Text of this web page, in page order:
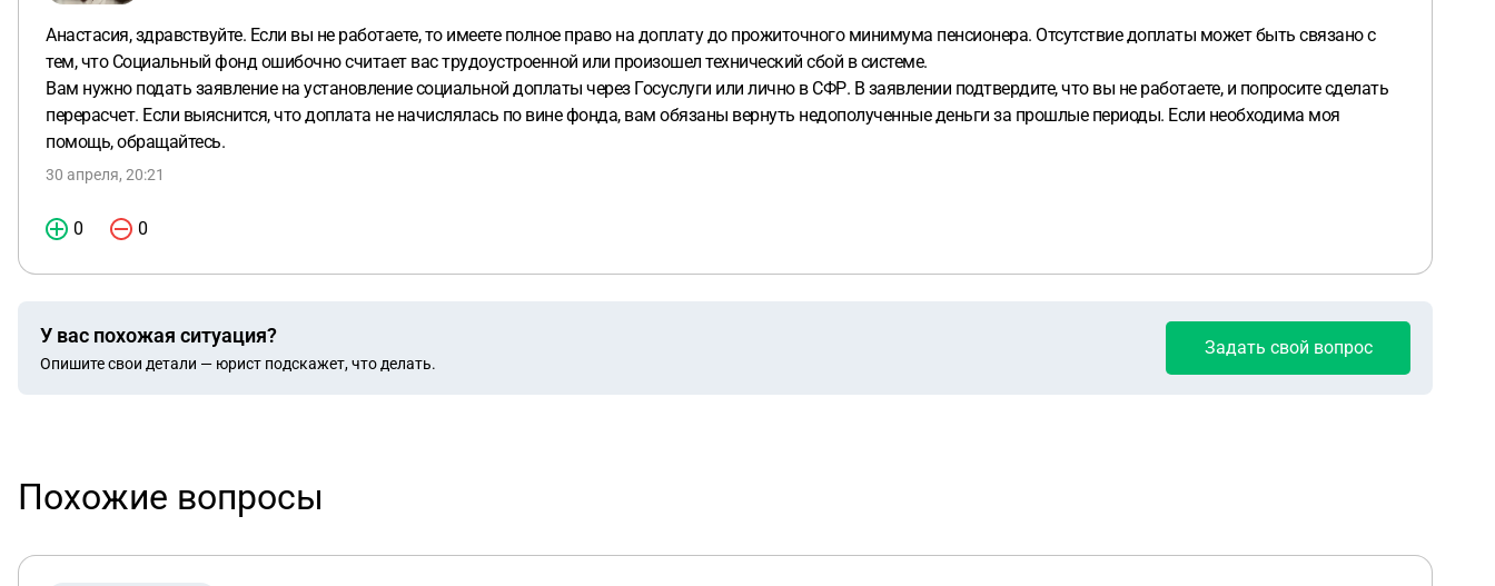
Анастасия, здравствуйте. Если вы не работаете, то имеете полное право на доплату до прожиточного минимума пенсионера. Отсутствие доплаты может быть связано с
тем, что Социальный фонд ошибочно считает вас трудоустроенной или произошел технический сбой в системе.
Вам нужно подать заявление на установление социальной доплаты через Госуслуги или лично в СФР. В заявлении подтвердите, что вы не работаете, и попросите сделать
перерасчет. Если выяснится, что доплата не начислялась по вине фонда, вам обязаны вернуть недополученные деньги за прошлые периоды. Если необходима моя
помощь, обращайтесь.
30 апреля, 20:21
0 0
У вас похожая ситуация?
Опишите свои детали — юрист подскажет, что делать.
Задать свой вопрос
Похожие вопросы